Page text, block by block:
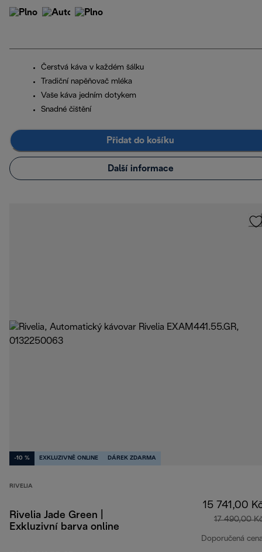
Čerstvá káva v každém šálku
Tradiční napěňovač mléka
Vaše káva jedním dotykem
Snadné čištění
Přidat do košíku
Další informace
-10 % EXKLUZIVNĚ ONLINE DÁREK ZDARMA
RIVELIA
Rivelia Jade Green |
Exkluzivní barva online
15 741,00
17 490,00
Doporučená